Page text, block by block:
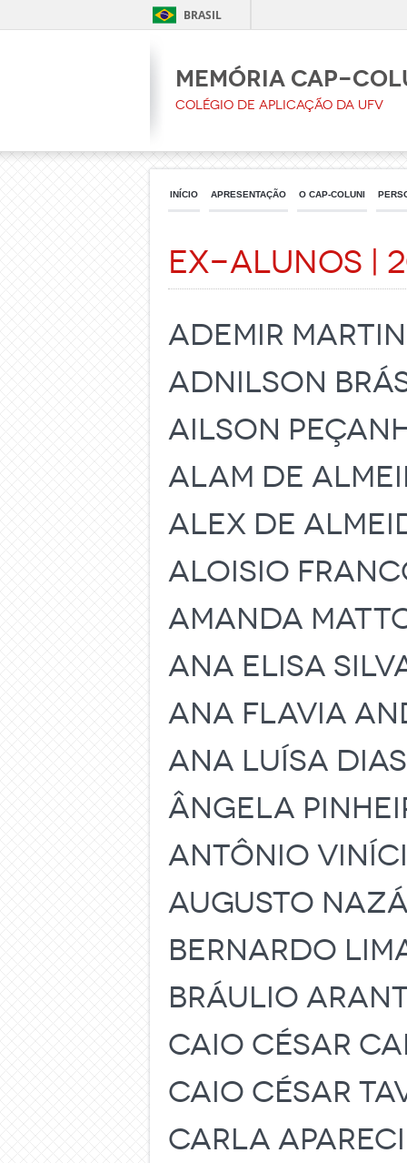
BRASIL
Memória CAp-
Colégio de Aplicação da UFV
INÍCIO APRESENTAÇÃO O CAP-COLUNI
Ex-Alunos |
ADEMIR
ADNILSON
AILSON
ALAM DE
ALEX DE
ALOISIO
AMANDA
ANA ELISA
ANA FLAVIA
ANA LUÍSA
ÂNGELA
ANTÔNIO
AUGUSTO
BERNARDO
BRÁULIO
CAIO CÉSAR
CAIO CÉSAR
CARLA